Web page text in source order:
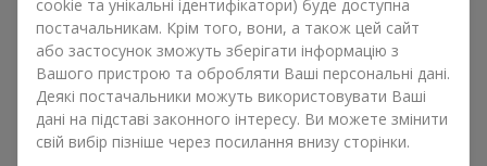
Ідеї для оформлення кошика
фруктів у подарунок
Емоційне забарвлення, яке несе букет у кошику із фруктів
залежить від оформлення. Воно має значення не менше,
ніж вміст. Саме святкове оформлення перетворює
звичайний букет у кошику із фруктів на гастрономічний
cookie та унікальні ідентифікатори) буде доступна
постачальникам. Крім того, вони, а також цей сайт
або застосунок зможуть зберігати інформацію з
Вашого пристрою та обробляти Ваші персональні дані.
Деякі постачальники можуть використовувати Ваші
дані на підставі законного інтересу. Ви можете змінити
свій вибір пізніше через посилання внизу сторінки.